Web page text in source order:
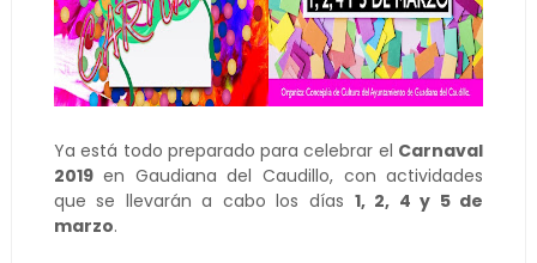
Ya está todo preparado para celebrar el Carnaval
2019en Gaudiana del Caudillo, con actividades
que se llevarán a cabo los días 1, 2, 4 y 5 de
marzo.